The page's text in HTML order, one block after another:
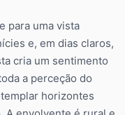
para uma vista
e, em dias claros,
cria um sentimento
a perceção do
horizontes